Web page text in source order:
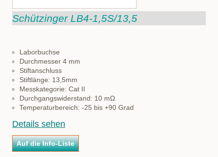
Schützinger LB4-1,5S/13,5
Laborbuchse
Durchmesser 4 mm
Stiftanschluss
Stiftlänge: 13,5mm
Messkategorie: Cat II
Durchgangswiderstand: 10 mΩ
Temperaturbereich: -25 bis +90 Grad
Details sehen